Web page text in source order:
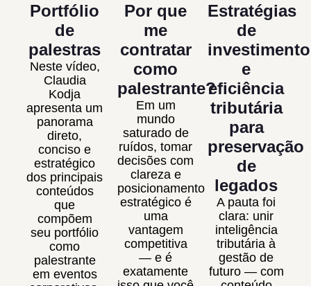
Portfólio
de
palestras
Neste vídeo,
Claudia
Kodja
apresenta um
panorama
direto,
conciso e
estratégico
dos principais
conteúdos
que
compõem
seu portfólio
como
palestrante
em eventos
Por que
me
contratar
como
palestrante?
Em um
mundo
saturado de
ruídos, tomar
decisões com
clareza e
posicionamento
estratégico é
uma
vantagem
competitiva
— e é
exatamente
Estratégias
de
investimento
e
eficiência
tributária
para
preservação
de
legados
A pauta foi
clara: unir
inteligência
tributária à
gestão de
futuro — com